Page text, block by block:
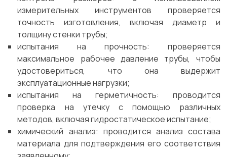
измерительных инструментов проверяется
точность изготовления, включая диаметр и
толщину стенки трубы;
испытания на прочность: проверяется
максимальное рабочее давление трубы, чтобы
удостовериться, что она выдержит
эксплуатационные нагрузки;
испытания на герметичность: проводится
проверка на утечку с помощью различных
методов, включая гидростатическое испытание;
химический анализ: проводится анализ состава
материала для подтверждения его соответствия